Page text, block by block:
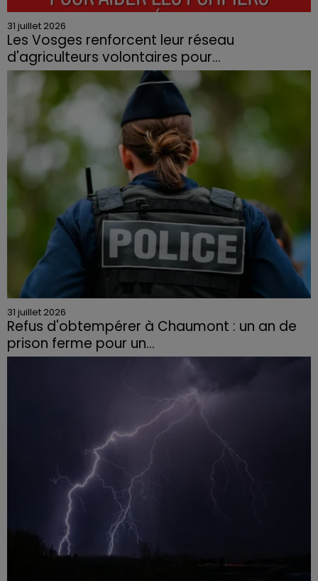
31 juillet 2026
Les Vosges renforcent leur réseau
d'agriculteurs volontaires pour...
Face à la sécheresse et aux risques de départs de feu,
la Chambre d'agriculture des Vosges a lancé un appel
aux agriculteurs volontaires pour venir en aide...
31 juillet 2026
Refus d'obtempérer à Chaumont : un an de
prison ferme pour un...
Le tribunal a également prononcé l'annulation de son